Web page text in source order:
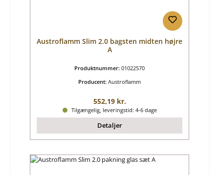
Austroflamm Slim 2.0 bagsten midten højre
A
Produktnummer: 01022570
Producent: Austroflamm
Almindelig pris:
552,19 kr.
Tilgængelig, leveringstid: 4-6 dage
Detaljer